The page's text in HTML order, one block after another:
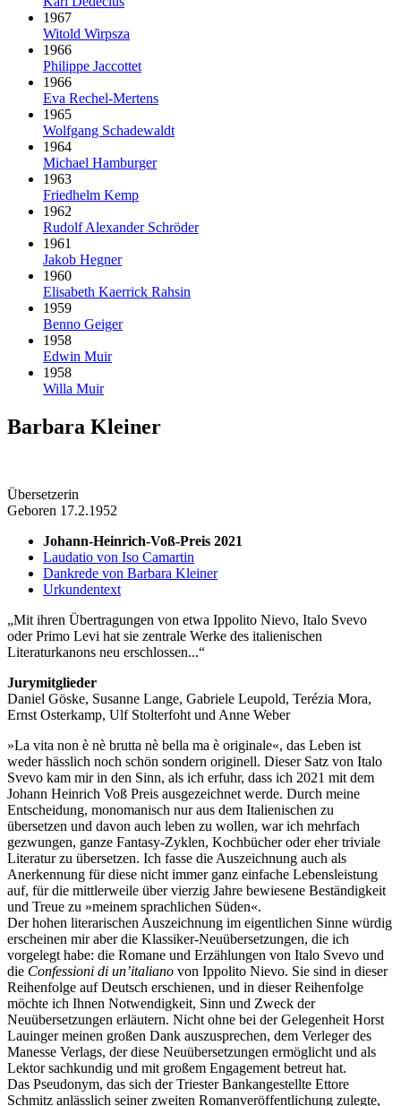
1967
Witold Wirpsza
1966
Philippe Jaccottet
1966
Eva Rechel-Mertens
1965
Wolfgang Schadewaldt
1964
Michael Hamburger
1963
Friedhelm Kemp
1962
Rudolf Alexander Schröder
1961
Jakob Hegner
1960
Elisabeth Kaerrick Rahsin
1959
Benno Geiger
1958
Edwin Muir
1958
Willa Muir
Barbara Kleiner
Übersetzerin
Geboren 17.2.1952
Johann-Heinrich-Voß-Preis 2021
Laudatio von Iso Camartin
Dankrede von Barbara Kleiner
Urkundentext
Mit ihren Übertragungen von etwa Ippolito Nievo, Italo Svevo
oder Primo Levi hat sie zentrale Werke des italienischen
Literaturkanons neu erschlossen...
Jurymitglieder
Daniel Göske, Susanne Lange, Gabriele Leupold, Terézia Mora,
Ernst Osterkamp, Ulf Stolterfoht und Anne Weber
»La vita non è nè brutta nè bella ma è originale«, das Leben ist
weder hässlich noch schön sondern originell. Dieser Satz von Italo
Svevo kam mir in den Sinn, als ich erfuhr, dass ich 2021 mit dem
Johann Heinrich Voß Preis ausgezeichnet werde. Durch meine
Entscheidung, monomanisch nur aus dem Italienischen zu
übersetzen und davon auch leben zu wollen, war ich mehrfach
gezwungen, ganze Fantasy-Zyklen, Kochbücher oder eher triviale
Literatur zu übersetzen. Ich fasse die Auszeichnung auch als
Anerkennung für diese nicht immer ganz einfache Lebensleistung
auf, für die mittlerweile über vierzig Jahre bewiesene Beständigkeit
und Treue zu »meinem sprachlichen Süden«.
Der hohen literarischen Auszeichnung im eigentlichen Sinne würdig
erscheinen mir aber die Klassiker-Neuübersetzungen, die ich
vorgelegt habe: die Romane und Erzählungen von Italo Svevo und
die Confessioni di un’italiano von Ippolito Nievo. Sie sind in dieser
Reihenfolge auf Deutsch erschienen, und in dieser Reihenfolge
möchte ich Ihnen Notwendigkeit, Sinn und Zweck der
Neuübersetzungen erläutern. Nicht ohne bei der Gelegenheit Horst
Lauinger meinen großen Dank auszusprechen, dem Verleger des
Manesse Verlags, der diese Neuübersetzungen ermöglicht und als
Lektor sachkundig und mit großem Engagement betreut hat.
Das Pseudonym, das sich der Triester Bankangestellte Ettore
Schmitz anlässlich seiner zweiten Romanveröffentlichung zulegte,